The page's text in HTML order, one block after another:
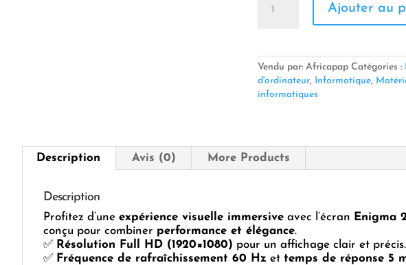
27″
LED
–
Ajouter au
Vendu par: Africapap Catégories :
d'ordinateur, Informatique,
informatiques
Description Avis (0) More Products
Description
Profitez d’une expérience visuelle immersiveavec l’écran Enigma
conçu pour combiner performance et élégance.
✅ Résolution Full HD (1920×1080) pour un affichage clair et précis.
✅ Fréquence de rafraîchissement 60 Hz et temps de réponse 5